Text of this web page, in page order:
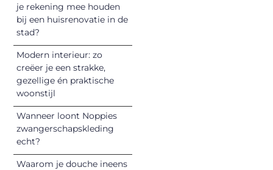
je rekening mee houden
bij een huisrenovatie in de
stad?
Modern interieur: zo
creëer je een strakke,
gezellige én praktische
woonstijl
Wanneer loont Noppies
zwangerschapskleding
echt?
Waarom je douche ineens